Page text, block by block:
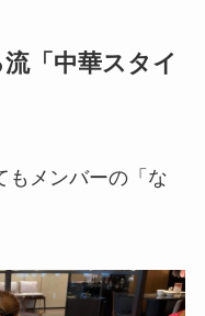
「中華スタイ
もメンバーの「な